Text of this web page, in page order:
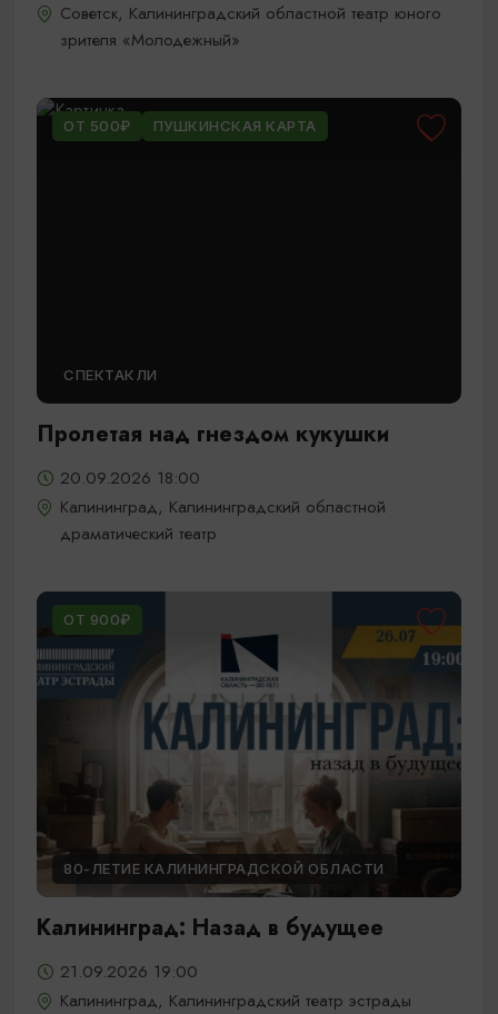
Советск, Калининградский областной театр юного
зрителя «Молодежный»
ОТ 500₽ ПУШКИНСКАЯ КАРТА
СПЕКТАКЛИ
Пролетая над гнездом кукушки
20.09.2026 18:00
Калининград, Калининградский областной
драматический театр
ОТ 900₽
80-ЛЕТИЕ КАЛИНИНГРАДСКОЙ ОБЛАСТИ
Калининград: Назад в будущее
21.09.2026 19:00
Калининград, Калининградский театр эстрады